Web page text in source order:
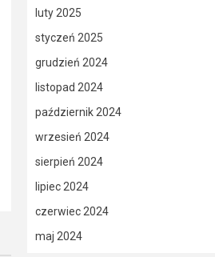
luty 2025
styczeń 2025
grudzień 2024
listopad 2024
październik 2024
wrzesień 2024
sierpień 2024
lipiec 2024
czerwiec 2024
maj 2024